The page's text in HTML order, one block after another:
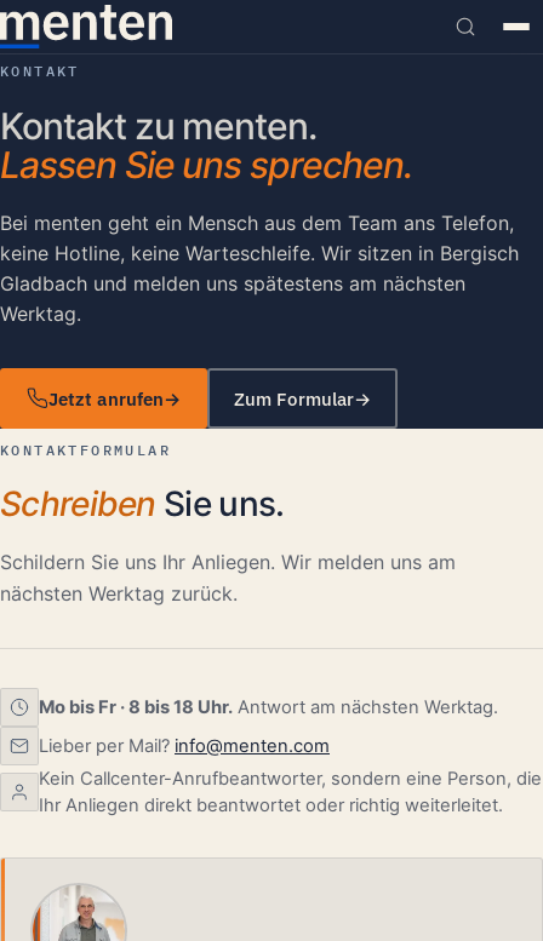
KONTAKT
Kontakt zu menten.
Lassen Sie uns sprechen.
Bei menten geht ein Mensch aus dem Team ans Telefon,
keine Hotline, keine Warteschleife. Wir sitzen in Bergisch
Gladbach und melden uns spätestens am nächsten
Werktag.
Jetzt anrufen Zum Formular
KONTAKTFORMULAR
Schreiben Sie uns.
Schildern Sie uns Ihr Anliegen. Wir melden uns am
nächsten Werktag zurück.
Mo bis Fr · 8 bis 18 Uhr. Antwort am nächsten Werktag.
Lieber per Mail? info@menten.com
Kein Callcenter-Anrufbeantworter, sondern eine Person, die
Ihr Anliegen direkt beantwortet oder richtig weiterleitet.